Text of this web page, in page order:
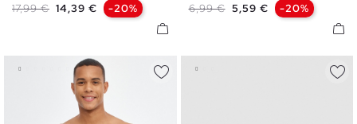
Precio base
17,99 € Precio
14,39 € -20% Precio base
6,99 € Precio
5,59 € -20%